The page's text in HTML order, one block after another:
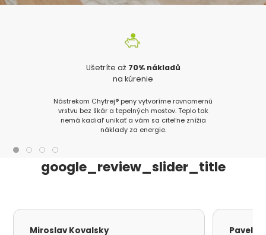
Ušetríte až 70% nákladů
na kúrenie
Nástrekom Chytrej® peny vytvoríme rovnomernú
vrstvu bez škár a tepelných mostov. Teplo tak
nemá kadiaľ unikať a vám sa citeľne znížia
náklady za energie.
google_review_slider_title
Miroslav Kovalsky Pavel